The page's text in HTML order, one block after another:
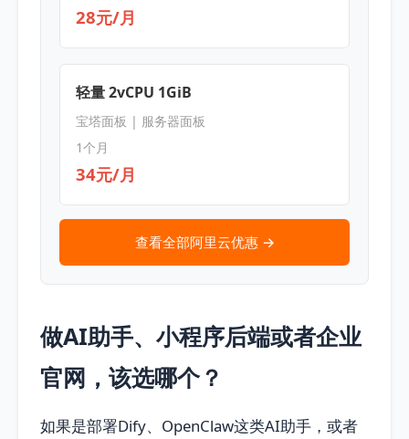
28元/月
轻量 2vCPU 1GiB
宝塔面板 | 服务器面板
1个月
34元/月
查看全部阿里云优惠 →
做AI助手、小程序后端或者企业
官网，该选哪个？
如果是部署Dify、OpenClaw这类AI助手，或者